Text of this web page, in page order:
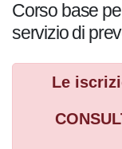
Corso base
del servizio di
Le